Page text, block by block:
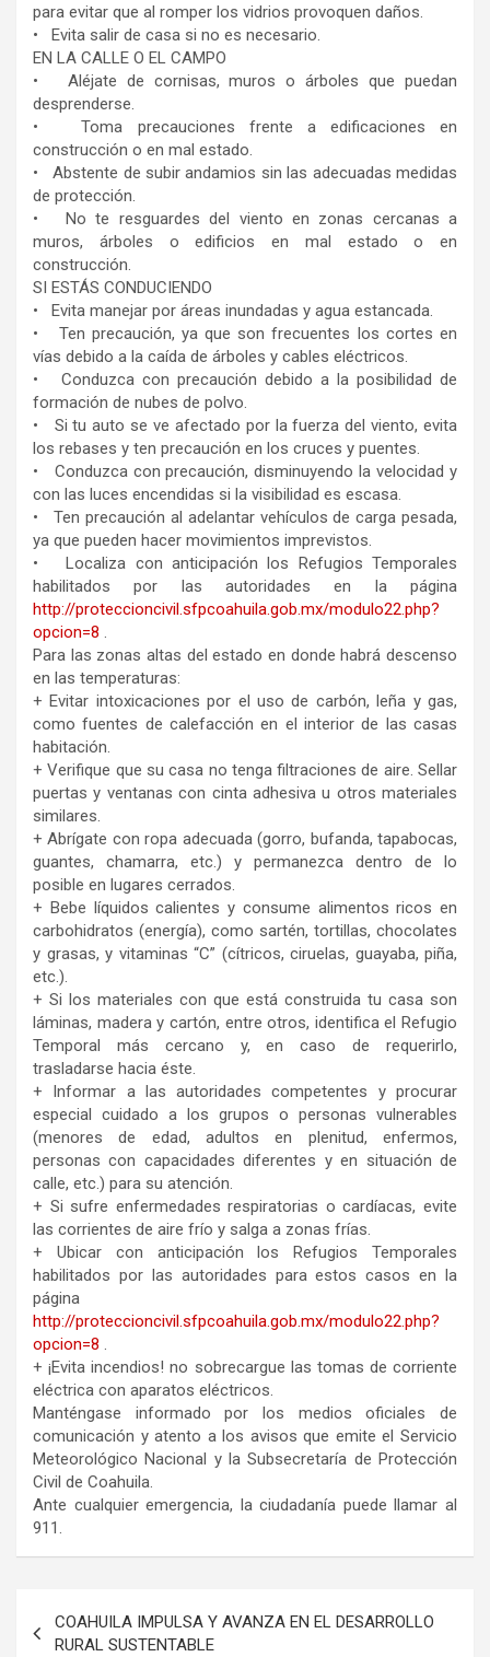
para evitar que al romper los vidrios provoquen daños.
• ⁠ ⁠ Evita salir de casa si no es necesario.
EN LA CALLE O EL CAMPO
• ⁠ ⁠ Aléjate de cornisas, muros o árboles que puedan
desprenderse.
• ⁠ ⁠ Toma precauciones frente a edificaciones en
construcción o en mal estado.
• ⁠ ⁠ Abstente de subir andamios sin las adecuadas medidas
de protección.
• ⁠ ⁠ No te resguardes del viento en zonas cercanas a
muros, árboles o edificios en mal estado o en
construcción.
SI ESTÁS CONDUCIENDO
• ⁠ ⁠ Evita manejar por áreas inundadas y agua estancada.
• ⁠ ⁠ Ten precaución, ya que son frecuentes los cortes en
vías debido a la caída de árboles y cables eléctricos.
• ⁠ ⁠ Conduzca con precaución debido a la posibilidad de
formación de nubes de polvo.
• ⁠ ⁠ Si tu auto se ve afectado por la fuerza del viento, evita
los rebases y ten precaución en los cruces y puentes.
• ⁠ ⁠ Conduzca con precaución, disminuyendo la velocidad y
con las luces encendidas si la visibilidad es escasa.
• ⁠ ⁠ Ten precaución al adelantar vehículos de carga pesada,
ya que pueden hacer movimientos imprevistos.
• ⁠ ⁠ Localiza con anticipación los Refugios Temporales
habilitados por las autoridades en la página
http://proteccioncivil.sfpcoahuila.gob.mx/modulo22.php?
opcion=8 .
Para las zonas altas del estado en donde habrá descenso
en las temperaturas:
+ Evitar intoxicaciones por el uso de carbón, leña y gas,
como fuentes de calefacción en el interior de las casas
habitación.
+ Verifique que su casa no tenga filtraciones de aire. Sellar
puertas y ventanas con cinta adhesiva u otros materiales
similares.
+ Abrígate con ropa adecuada (gorro, bufanda, tapabocas,
guantes, chamarra, etc.) y permanezca dentro de lo
posible en lugares cerrados.
+ Bebe líquidos calientes y consume alimentos ricos en
carbohidratos (energía), como sartén, tortillas, chocolates
y grasas, y vitaminas “C” (cítricos, ciruelas, guayaba, piña,
etc.).
+ Si los materiales con que está construida tu casa son
láminas, madera y cartón, entre otros, identifica el Refugio
Temporal más cercano y, en caso de requerirlo,
trasladarse hacia éste.
+ Informar a las autoridades competentes y procurar
especial cuidado a los grupos o personas vulnerables
(menores de edad, adultos en plenitud, enfermos,
personas con capacidades diferentes y en situación de
calle, etc.) para su atención.
+ Si sufre enfermedades respiratorias o cardíacas, evite
las corrientes de aire frío y salga a zonas frías.
+ Ubicar con anticipación los Refugios Temporales
habilitados por las autoridades para estos casos en la
página
http://proteccioncivil.sfpcoahuila.gob.mx/modulo22.php?
opcion=8 .
+ ¡Evita incendios! no sobrecargue las tomas de corriente
eléctrica con aparatos eléctricos.
Manténgase informado por los medios oficiales de
comunicación y atento a los avisos que emite el Servicio
Meteorológico Nacional y la Subsecretaría de Protección
Civil de Coahuila.
Ante cualquier emergencia, la ciudadanía puede llamar al
911.
de
COAHUILA IMPULSA Y AVANZA EN EL DESARROLLO
RURAL SUSTENTABLE